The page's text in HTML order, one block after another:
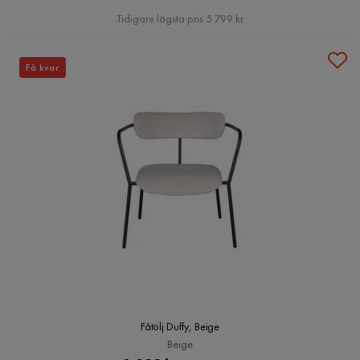
Pris
Tidigare lägsta pris 5 799 kr
Fåtölj Duffy, Beige
Beige
Få kvar